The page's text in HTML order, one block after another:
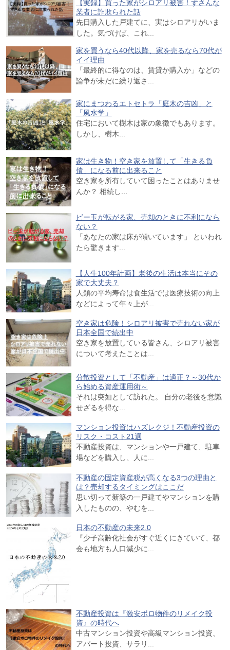
【実録】買った家がシロアリ被害！ずさんな
業者に詐欺られた話
先日購入した戸建てに、実はシロアリがいま
した。気づけば、これ...
家を買うなら40代以降、家を売るなら70代が
イイ理由
「最終的に得なのは、賃貸か購入か」などの
論争が未だに繰り返さ...
家にまつわるエトセトラ「庭木の吉凶」と
「風水学」
住宅において樹木は家の象徴でもあります。
しかし、樹木...
家は生き物！空き家を放置して「生きる負
債」になる前に出来ること
空き家を所有していて困ったことはありませ
んか？ 相続し...
ビー玉が転がる家、売却のときに不利になら
ない？
「あなたの家は床が傾いています」 といわれ
たら驚きます...
【人生100年計画】老後の生活は本当にその
家で大丈夫？
人類の平均寿命は食生活では医療技術の向上
などによって年々上が...
空き家は危険！シロアリ被害で売れない家が
日本全国で続出中
空き家を放置している皆さん、シロアリ被害
について考えたことは...
分散投資として「不動産」は適正？～30代か
ら始める資産運用術～
それは突如として訪れた。 自分の老後を意識
せざるを得な...
マンション投資はハズレクジ！不動産投資の
リスク・コスト21選
不動産投資は、マンションや一戸建て、駐車
場などを購入し、人に...
不動産の固定資産税が高くなる3つの理由と
は？売却するタイミングはここだ
思い切って新築の一戸建てやマンションを購
入したものの、やむを...
日本の不動産の未来2.0
『少子高齢化社会がすぐ近くにきていて、都
会も地方も人口減少に...
不動産投資は『激安ボロ物件のリメイク投
資』の時代へ
中古マンション投資や高級マンション投資、
アパート投資、サラリ...